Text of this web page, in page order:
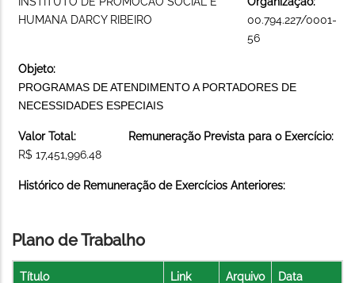
HUMANA DARCY RIBEIRO
00.794.227/0001-
56
Objeto:
PROGRAMAS DE ATENDIMENTO A PORTADORES DE
NECESSIDADES ESPECIAIS
Valor Total:
R$ 17,451,996.48
Remuneração Prevista para o Exercício:
Histórico de Remuneração de Exercícios Anteriores:
Plano de Trabalho
Título Link Arquivo Data